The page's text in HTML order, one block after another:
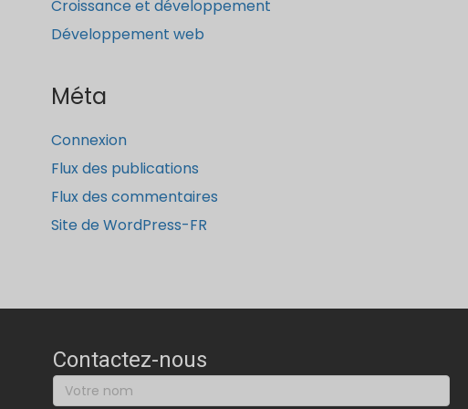
Croissance et développement
Développement web
Méta
Connexion
Flux des publications
Flux des commentaires
Site de WordPress-FR
Contactez-nous